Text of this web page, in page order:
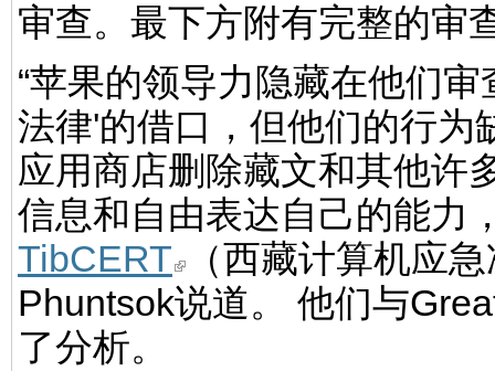
审查。最下方附有完整的审
“苹果的领导力隐藏在他们
法律'的借口，但他们的行为
应用商店删除藏文和其他许
信息和自由表达自己的能力
TibCERT
（西藏计算机应
Phuntsok说道。 他们与
了分析。